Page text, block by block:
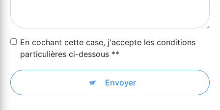
En cochant cette case, j'accepte les conditions
particulières ci-dessous **
Envoyer